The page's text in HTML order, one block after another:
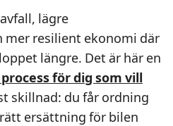
lägre
mer resilient ekonomi där
längre. Det är här en
för dig som vill
skillnad: du får ordning
ersättning för bilen